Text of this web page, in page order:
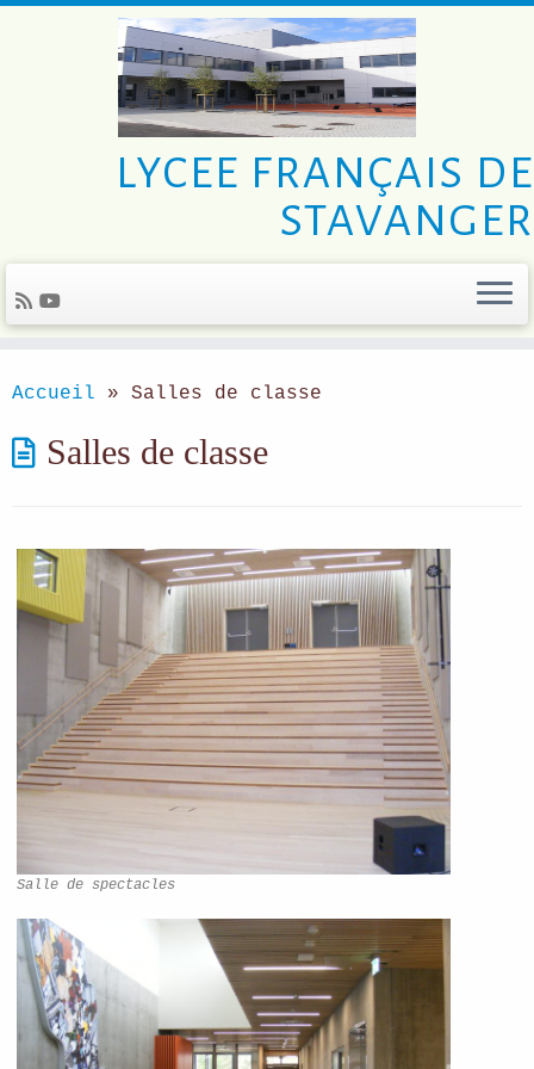
to
LYCEE FRANÇAIS DE
STAVANGER
Accueil » Salles de classe
Salles de classe
Salle de spectacles